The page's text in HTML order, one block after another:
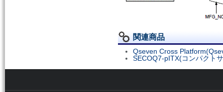
関連商品
Qseven Cross
SECOQ7-pITX(コンパクト